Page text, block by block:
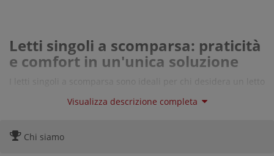
Letti singoli a scomparsa: praticità
e comfort in un'unica soluzione
per gli ospiti o per piccoli appartamenti, offrono:
Meccanismi di apertura assistita
Visualizza descrizione completa
Chi siamo